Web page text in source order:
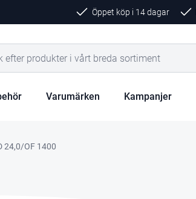
Öppet köp i 14 dagar
Varumärken Kampanjer
24,0/OF 1400